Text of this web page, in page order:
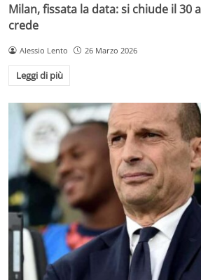
Milan, fissata la data: si chiude il 30
crede
Alessio Lento 26 Marzo 2026
Leggi di più